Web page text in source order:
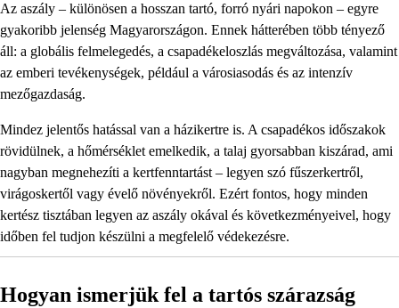
Az aszály – különösen a hosszan tartó, forró nyári napokon – egyre
gyakoribb jelenség Magyarországon. Ennek hátterében több tényező
áll: a globális felmelegedés, a csapadékeloszlás megváltozása, valamint
az emberi tevékenységek, például a városiasodás és az intenzív
mezőgazdaság.
Mindez jelentős hatással van a házikertre is. A csapadékos időszakok
rövidülnek, a hőmérséklet emelkedik, a talaj gyorsabban kiszárad, ami
nagyban megnehezíti a kertfenntartást – legyen szó fűszerkertről,
virágoskertől vagy évelő növényekről. Ezért fontos, hogy minden
kertész tisztában legyen az aszály okával és következményeivel, hogy
időben fel tudjon készülni a megfelelő védekezésre.
Hogyan ismerjük fel a tartós szárazság